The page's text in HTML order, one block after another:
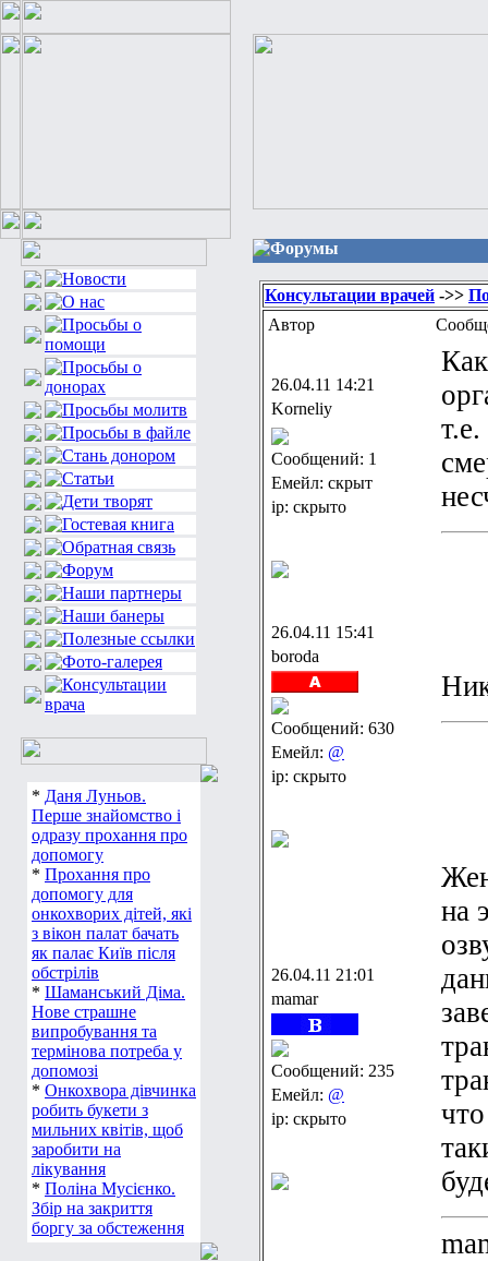
* Даня Луньов.
Перше знайомство і
одразу прохання про
допомогу
* Прохання про
допомогу для
онкохворих дітей, які
з вікон палат бачать
як палає Київ після
обстрілів
* Шаманський Діма.
Нове страшне
випробування та
термінова потреба у
допомозі
* Онкохвора дівчинка
робить букети з
мильних квітів, щоб
заробити на
лікування
* Поліна Мусієнко.
Збір на закриття
боргу за обстеження
Форумы
Консультации врачей ->>
Автор
26.04.11 14:21
Korneliy
Сообщений: 1
Емейл: скрыт
ip: скрыто
26.04.11 15:41
boroda
Сообщений: 630
Емейл: @
ip: скрыто
26.04.11 21:01
mamar
Сообщений: 235
Емейл: @
ip: скрыто
на